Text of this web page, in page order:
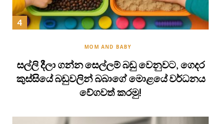
MOM AND BABY
සල්ලි දීලා ගන්න සෙල්ලම් බඩු වෙනුවට, ගෙදර
කුස්සියේ බඩුවලින් බබාගේ මොළයේ වර්ධනය
වේගවත් කරමු!